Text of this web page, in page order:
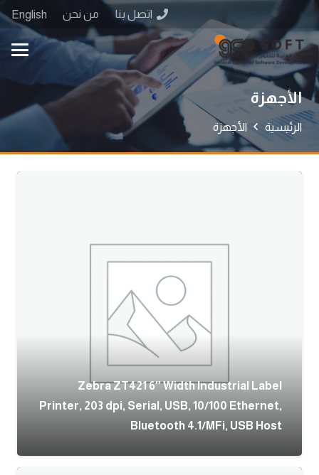
اتصل بنا من نحن English
الأجهزة
الرئيسية الأجهزة
Zebra ZT421 6″ Width Industrial Label
Printer, 203 dpi, Serial, USB, 10/100 Ethernet,
Bluetooth 4.1/MFi, USB Host